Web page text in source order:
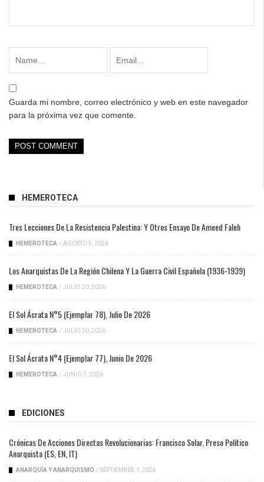
Guarda mi nombre, correo electrónico y web en este navegador
para la próxima vez que comente.
HEMEROTECA
Tres Lecciones De La Resistencia Palestina: Y Otros Ensayo De Ameed Faleh
HEMEROTECA / AGOSTO 5, 2026
Los Anarquistas De La Región Chilena Y La Guerra Civil Española (1936-1939)
HEMEROTECA / JULIO 20, 2026
El Sol Ácrata N°5 (ejemplar 78), Julio De 2026
HEMEROTECA / JULIO 20, 2026
El Sol Ácrata N°4 (ejemplar 77), Junio De 2026
HEMEROTECA / JUNIO 7, 2026
EDICIONES
Crónicas De Acciones Directas Revolucionarias: Francisco Solar, Preso Político
Anarquista (ES, EN, IT)
ANARQUÍA Y ANARQUISMO / SEPTIEMBRE 1, 2024